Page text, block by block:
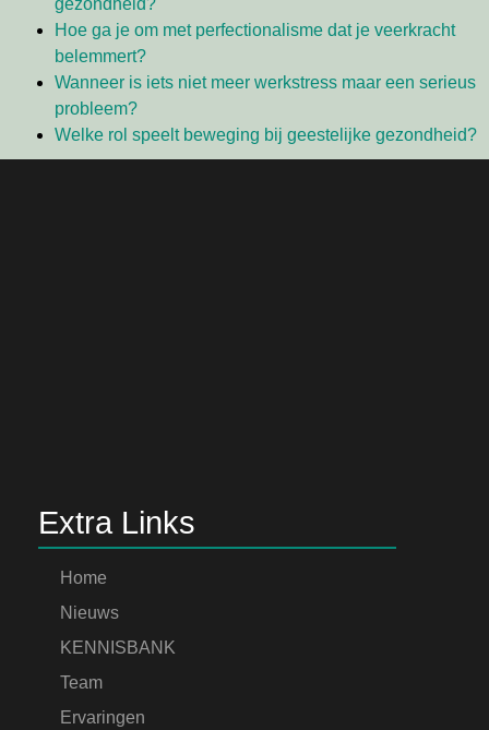
Hoe ga je om met perfectionalisme dat je veerkracht
belemmert?
Wanneer is iets niet meer werkstress maar een serieus
probleem?
Welke rol speelt beweging bij geestelijke gezondheid?
Extra Links
Home
Nieuws
KENNISBANK
Team
Ervaringen